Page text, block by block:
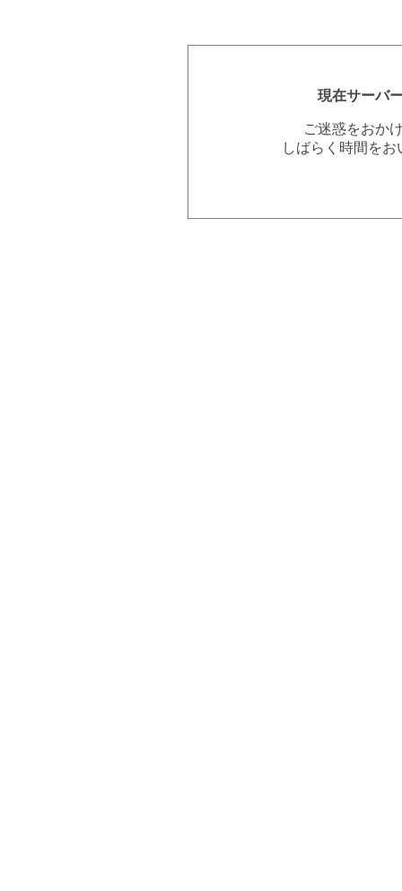
現在サーバ
ご迷惑をおか
しばらく時間を